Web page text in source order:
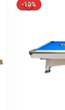
-10%